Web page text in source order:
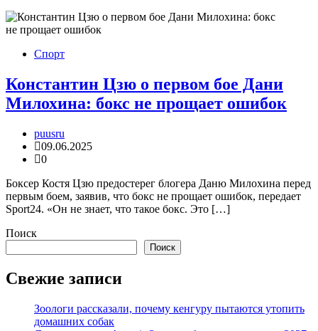
Спорт
Константин Цзю о первом бое Дани
Милохина: бокс не прощает ошибок
puusru
09.06.2025
0
Боксер Костя Цзю предостерег блогера Даню Милохина перед
первым боем, заявив, что бокс не прощает ошибок, передает
Sport24. «Он не знает, что такое бокс. Это […]
Поиск
Поиск
Свежие записи
Зоологи рассказали, почему кенгуру пытаются утопить
домашних собак